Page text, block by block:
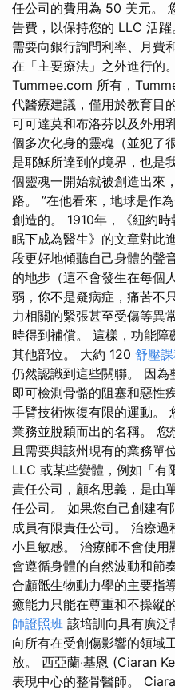
任公司的費用為 50 美元。
告費，以保持您的 LLC 活
需要向銀行詢問利率、月費
在「主要療法」之外進行的
Tummee.com 所有，
代醫療建議，僅用於教育目
可可達莫和布洛芬以及外用
個多次化身的靈魂（並犯了
是耶穌所達到的境界，也是
個靈魂一開始就被創造出來
路。 ”在他看來，地球是作
創造的。 1910年，《紐約
眠下成為醫生》的文章對此
段更好地傾聽自己身體的聲
的地步（這不會發生在每個
弱，你不是疑病症，痛苦不
力相關的緊張甚至受傷等異
時得到補償。 這樣，功能
其他部位。 大約 120 舒壓
仍然認識到這些關聯。 因
即可檢測骨骼的阻塞和惡性
手臂技術恢復有限的運動。
業務並脫穎而出的名稱。
且需要與該州現有的業務單
LLC 或某些變體，例如「有
責任公司，顧名思義，是由
任公司。 如果您自己創建
成員有限責任公司。 治療
小且敏感。 治療師不會使
會遵循身體的自然波動和節
合顱骶生物動力學的主要指
癒能力只能在尊重和不操縱
師證照班 該培訓向具有廣泛
向所有在受創傷影響的領域
放。 西亞蘭‧基恩 (Ciaran
表現中心的整骨醫師。